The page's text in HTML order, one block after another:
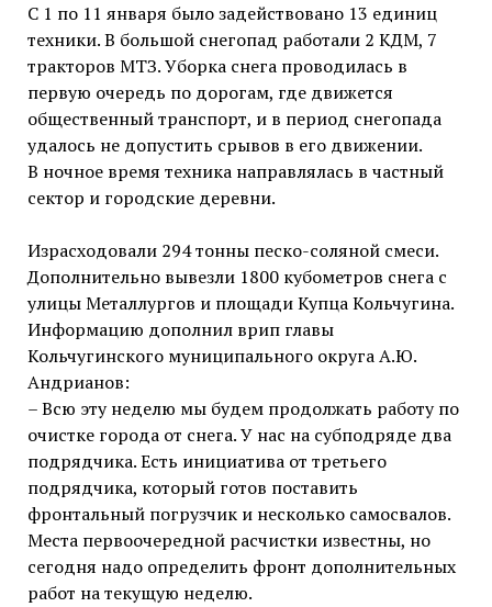
С 1 по 11 января было задействовано 13 единиц
техники. В большой снегопад работали 2 КДМ, 7
тракторов МТЗ. Уборка снега проводилась в
первую очередь по дорогам, где движется
общественный транспорт, и в период снегопада
удалось не допустить срывов в его движении.
В ночное время техника направлялась в частный
сектор и городские деревни.
Израсходовали 294 тонны песко-соляной смеси.
Дополнительно вывезли 1800 кубометров снега с
улицы Металлургов и площади Купца Кольчугина.
Информацию дополнил врип главы
Кольчугинского муниципального округа А.Ю.
Андрианов:
– Всю эту неделю мы будем продолжать работу по
очистке города от снега. У нас на субподряде два
подрядчика. Есть инициатива от третьего
подрядчика, который готов поставить
фронтальный погрузчик и несколько самосвалов.
Места первоочередной расчистки известны, но
сегодня надо определить фронт дополнительных
работ на текущую неделю.